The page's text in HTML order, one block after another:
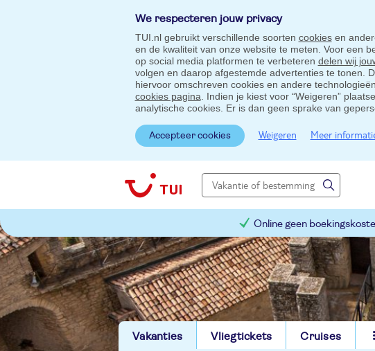
We respecteren jouw privacy
TUI.nl gebruikt verschillende soorten cookiesen
en de kwaliteit van onze website te meten. Voor een
op social media platformen te verbeteren delen wij
volgen en daarop afgestemde advertenties te tonen.
hiervoor omschreven cookies en andere
cookies pagina . Indien je kiest voor “Weigeren”
analytische cookies. Er is dan geen sprake van
Accepteer cookies Weigeren Meer
Online geen
Vakanties Vliegtickets Cruises